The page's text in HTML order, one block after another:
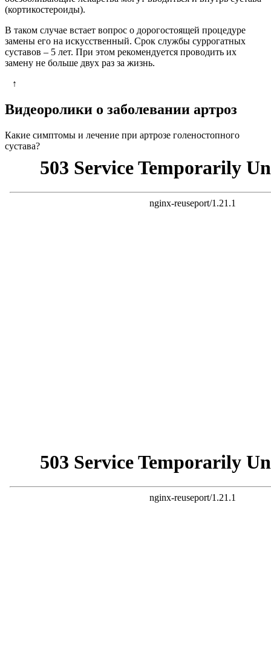
(кортикостероиды).
В таком случае встает вопрос о дорогостоящей процедуре
замены его на искусственный. Срок службы суррогатных
суставов – 5 лет. При этом рекомендуется проводить их
замену не больше двух раз за жизнь.
↑
Видеоролики о заболевании артроз
Какие симптомы и лечение при артрозе голеностопного
сустава?